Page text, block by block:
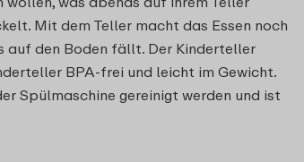
Mit dem Teller macht das Essen noch
auf den Boden fällt. Der Kinderteller
BPA-frei und leicht im Gewicht.
Spülmaschine gereinigt werden und ist